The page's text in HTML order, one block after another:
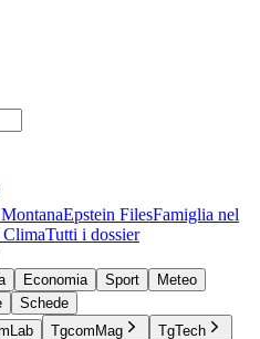
Epstein FilesFamiglia nel
ClimaTutti i dossier
Economia Sport
Meteo
Schede
TgcomMag
TgTech